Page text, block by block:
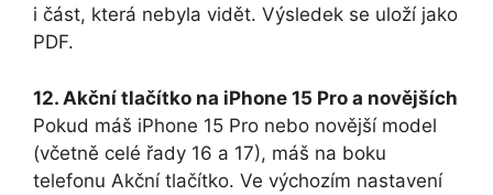
i část, která nebyla vidět. Výsledek se uloží jako
PDF.
12. Akční tlačítko na iPhone 15 Pro a novějších
Pokud máš iPhone 15 Pro nebo novější model
(včetně celé řady 16 a 17), máš na boku
telefonu Akční tlačítko. Ve výchozím nastavení